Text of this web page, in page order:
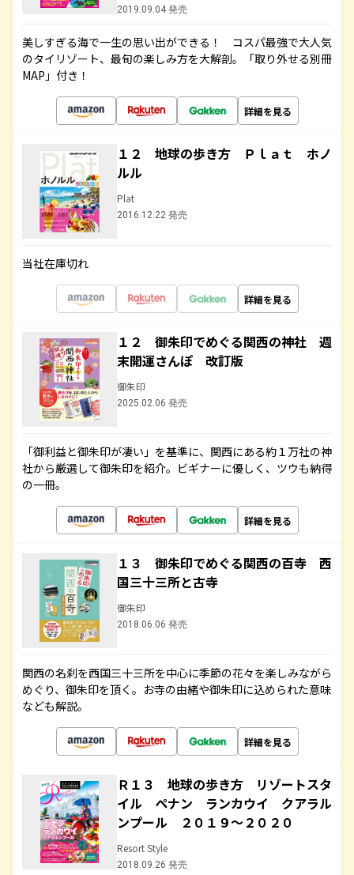
2019.09.04 発売
美しすぎる海で一生の思い出ができる！ コスパ最強で大人気
のタイリゾート、最旬の楽しみ方を大解剖。「取り外せる別冊
MAP」付き！
詳細を見る
１２ 地球の歩き方 Ｐｌａｔ ホノ
ルル
Plat
2016.12.22 発売
当社在庫切れ
詳細を見る
１２ 御朱印でめぐる関西の神社 週
末開運さんぽ 改訂版
御朱印
2025.02.06 発売
「御利益と御朱印が凄い」を基準に、関西にある約１万社の神
社から厳選して御朱印を紹介。ビギナーに優しく、ツウも納得
の一冊。
詳細を見る
１３ 御朱印でめぐる関西の百寺 西
国三十三所と古寺
御朱印
2018.06.06 発売
関西の名刹を西国三十三所を中心に季節の花々を楽しみながら
めぐり、御朱印を頂く。お寺の由緒や御朱印に込められた意味
なども解説。
詳細を見る
Ｒ１３ 地球の歩き方 リゾートスタ
イル ペナン ランカウイ クアラル
ンプール ２０１９～２０２０
Resort Style
2018.09.26 発売